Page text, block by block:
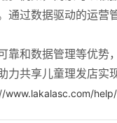
通过数据驱动的运营
和数据管理等优势
共享儿童理发店实
www.lakalasc.com/